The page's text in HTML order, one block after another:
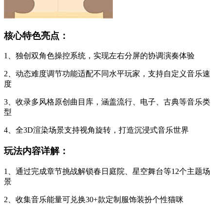
核心特色亮点：
1、独创双角色操控系统，实现左右分屏的协调演奏体验
2、动态难度调节功能适配不同水平玩家，支持自定义音乐速
度
3、收录多风格原创曲目库，涵盖流行、电子、古典等音乐类
型
4、全3D渲染场景支持视角旋转，打造沉浸式音乐世界
玩法内容详解：
1、通过完成章节挑战解锁春日庭院、星空舞台等12个主题场
景
2、收集音乐能量可兑换30+款定制服饰装扮个性猫咪